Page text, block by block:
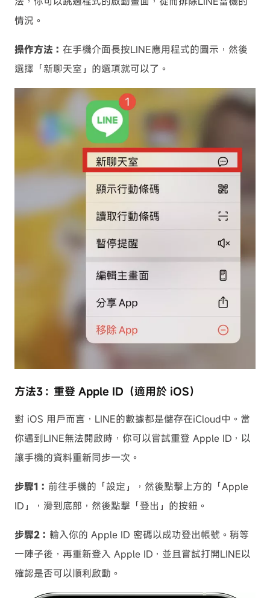
情況。
操作方法： 在手機介面長按LINE應用程式的圖示，然後
選擇「新聊天室」的選項就可以了。
方法3：重登 Apple ID（適用於 iOS）
對 iOS 用戶而言，LINE的數據都是儲存在iCloud中。當
你遇到LINE無法開啟時，你可以嘗試重登 Apple ID，以
讓手機的資料重新同步一次。
步驟1： 前往手機的「設定」，然後點擊上方的「Apple
ID」，滑到底部，然後點擊「登出」的按鈕。
步驟2： 輸入你的 Apple ID 密碼以成功登出帳號。稍等
一陣子後，再重新登入 Apple ID，並且嘗試打開LINE以
確認是否可以順利啟動。